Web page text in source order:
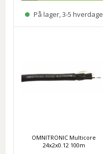
På lager, 3-5 hverdage
OMNITRONIC Multicore
24x2x0.12 100m